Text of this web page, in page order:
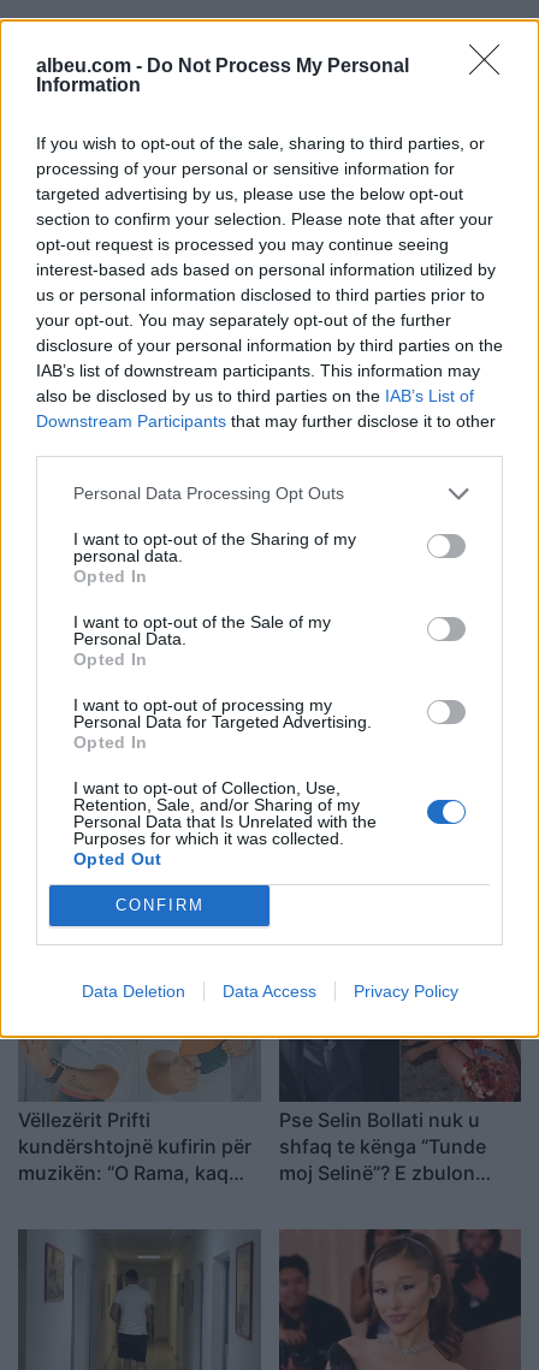
albeu.com - Do Not Process My Personal
Information
If you wish to opt-out of the sale, sharing to third parties, or
processing of your personal or sensitive information for
targeted advertising by us, please use the below opt-out
section to confirm your selection. Please note that after your
opt-out request is processed you may continue seeing
interest-based ads based on personal information utilized by
us or personal information disclosed to third parties prior to
your opt-out. You may separately opt-out of the further
disclosure of your personal information by third parties on the
IAB’s list of downstream participants. This information may
also be disclosed by us to third parties on the IAB’s List of
Downstream Participants that may further disclose it to other
Personal Data Processing Opt Outs
I want to opt-out of the Sharing of my
personal data.
Opted In
I want to opt-out of the Sale of my
Personal Data.
Opted In
I want to opt-out of processing my
Personal Data for Targeted Advertising.
Opted In
I want to opt-out of Collection, Use,
Retention, Sale, and/or Sharing of my
Personal Data that Is Unrelated with the
Purposes for which it was collected.
Opted Out
CONFIRM
Data Deletion Data Access Privacy Policy
Shtuarmë 20.01.2023 11:52
Tags:
getinjo pas daljes nga big brother ,
VIVI
DHE GETNJO
Foto/ Sydney Sweeney
tërheq vëmendjen me
imazhet e reja të
koleksionit të saj
bashkëpunimin surprizë
Katerina nga “Për’puthen”
sjell në jetë vajzën e saj:
Dielli im, gjithçka ime
Koncerti i Kanye West
Vëllezërit Prifti
kundërshtojnë kufirin për
muzikën: “O Rama, kaq
vendin? Keq e më keq!”
Pse Selin Bollati nuk u
shfaq te kënga “Tunde
moj Selinë”? E zbulon
mia në Europë dhe
angazhimet e saj